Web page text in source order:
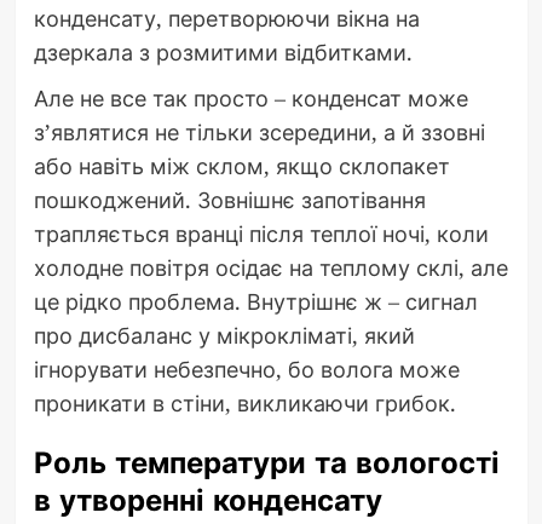
конденсату, перетворюючи вікна на
дзеркала з розмитими відбитками.
Але не все так просто – конденсат може
з’являтися не тільки зсередини, а й ззовні
або навіть між склом, якщо склопакет
пошкоджений. Зовнішнє запотівання
трапляється вранці після теплої ночі, коли
холодне повітря осідає на теплому склі, але
це рідко проблема. Внутрішнє ж – сигнал
про дисбаланс у мікрокліматі, який
ігнорувати небезпечно, бо волога може
проникати в стіни, викликаючи грибок.
Роль температури та вологості
в утворенні конденсату